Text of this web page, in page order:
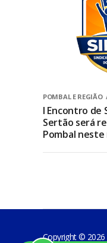
POMBAL E REGIÃO
I Encontro de
Sertão será
Pombal
Copyright © 2026